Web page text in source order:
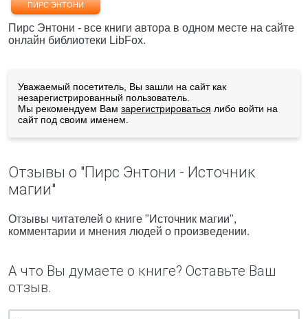
ПИРС ЭНТОНИ
Пирс Энтони - все книги автора в одном месте на сайте
онлайн библиотеки LibFox.
Уважаемый посетитель, Вы зашли на сайт как
незарегистрированный пользователь.
Мы рекомендуем Вам зарегистрироваться либо войти на
сайт под своим именем.
Отзывы о "Пирс Энтони - Источник
магии"
Отзывы читателей о книге "Источник магии",
комментарии и мнения людей о произведении.
А что Вы думаете о книге? Оставьте Ваш
отзыв.